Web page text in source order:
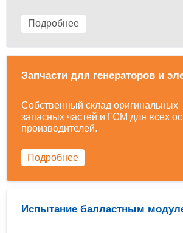
Подробнее
Запчасти для генераторов и
Собственный склад оригинальных
запасных частей и ГСМ для всех
производителей.
Подробнее
Испытание балластным